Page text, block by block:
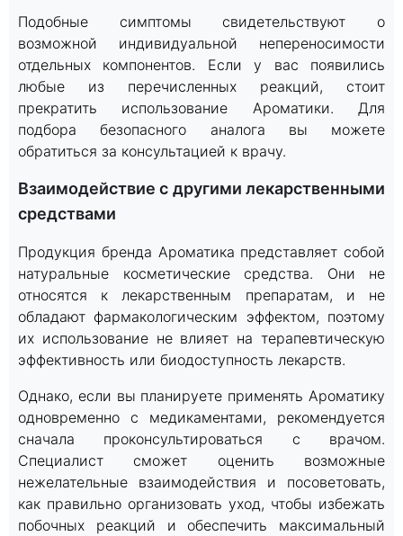
Подобные симптомы свидетельствуют о
возможной индивидуальной непереносимости
отдельных компонентов. Если у вас появились
любые из перечисленных реакций, стоит
прекратить использование Ароматики. Для
подбора безопасного аналога вы можете
обратиться за консультацией к врачу.
Взаимодействие с другими лекарственными
средствами
Продукция бренда Ароматика представляет собой
натуральные косметические средства. Они не
относятся к лекарственным препаратам, и не
обладают фармакологическим эффектом, поэтому
их использование не влияет на терапевтическую
эффективность или биодоступность лекарств.
Однако, если вы планируете применять Ароматику
одновременно с медикаментами, рекомендуется
сначала проконсультироваться с врачом.
Специалист сможет оценить возможные
нежелательные взаимодействия и посоветовать,
как правильно организовать уход, чтобы избежать
побочных реакций и обеспечить максимальный